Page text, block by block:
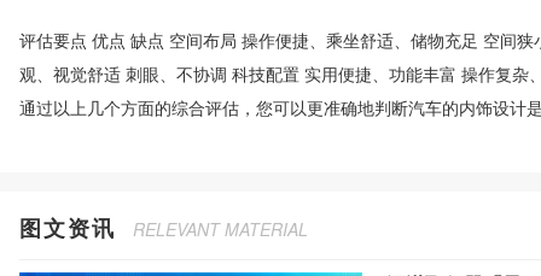
评估要点 优点 缺点 空间布局 操作便捷、乘坐舒适、储物充足 空间
观、视觉舒适 刺眼、不协调 科技配置 实用便捷、功能丰富 操作复杂
通过以上几个方面的综合评估，您可以更准确地判断汽车的内饰设
图文资讯 RELEVANT MATERIAL